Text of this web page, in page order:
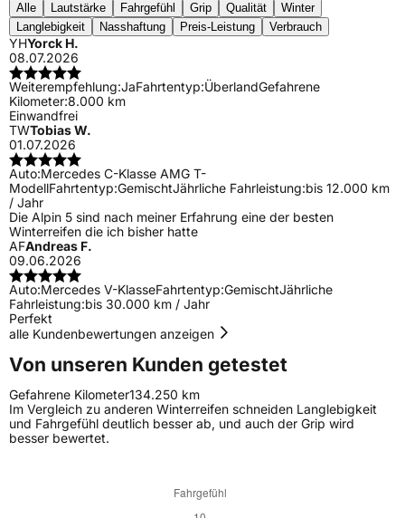
Alle Lautstärke Fahrgefühl Grip Qualität
Winter
Langlebigkeit
Nasshaftung Preis-Leistung Verbrauch
YHYorck H.
08.07.2026
Weiterempfehlung:JaFahrtentyp:ÜberlandGefahrene
Kilometer:8.000 km
Einwandfrei
TWTobias W.
01.07.2026
Auto:Mercedes C-Klasse AMG T-
ModellFahrtentyp:GemischtJährliche Fahrleistung:bis 12.000 km
/ Jahr
Die Alpin 5 sind nach meiner Erfahrung eine der besten
Winterreifen die ich bisher hatte
AFAndreas F.
09.06.2026
Auto:Mercedes V-KlasseFahrtentyp:GemischtJährliche
Fahrleistung:bis 30.000 km / Jahr
Perfekt
alle Kundenbewertungen anzeigen
Von unseren Kunden getestet
Gefahrene Kilometer134.250 km
Im Vergleich zu anderen Winterreifen schneiden Langlebigkeit
und Fahrgefühl deutlich besser ab, und auch der Grip wird
besser bewertet.